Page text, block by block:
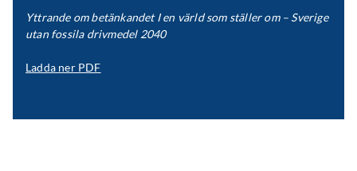
Yttrande om betänkandet I en värld som ställer om – Sverige
utan fossila drivmedel 2040
Ladda ner PDF